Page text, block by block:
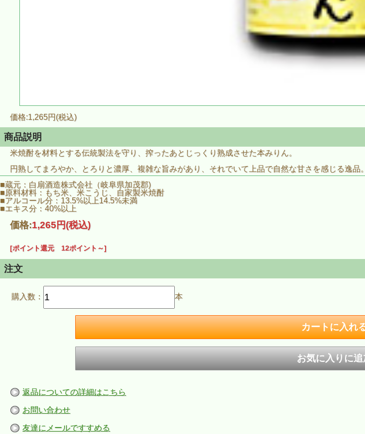
価格:1,265円(税込)
商品説明
米焼酎を材料とする伝統製法を守り、搾ったあとじっくり熟成させた本みりん。
円熟してまろやか、とろりと濃厚、複雑な旨みがあり、それでいて上品で自然な甘さを感じる逸品。
■蔵元：白扇酒造株式会社（岐阜県加茂郡)
■原料材料：もち米、米こうじ、自家製米焼酎
■アルコール分：13.5%以上14.5%未満
■エキス分：40%以上
価格:1,265円(税込)
[ポイント還元 12ポイント～]
注文
購入数： 本
返品についての詳細はこちら
お問い合わせ
友達にメールですすめる